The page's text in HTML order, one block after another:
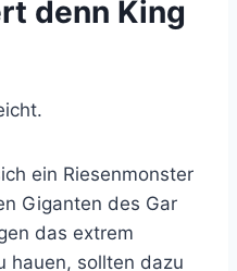
denn King
ein Riesenmonster
Giganten des Gar
das extrem
hauen, sollten dazu